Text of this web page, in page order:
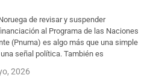
de revisar y suspender
al Programa de las Naciones
(Pnuma) es algo más que una simple
señal política. También es
2026